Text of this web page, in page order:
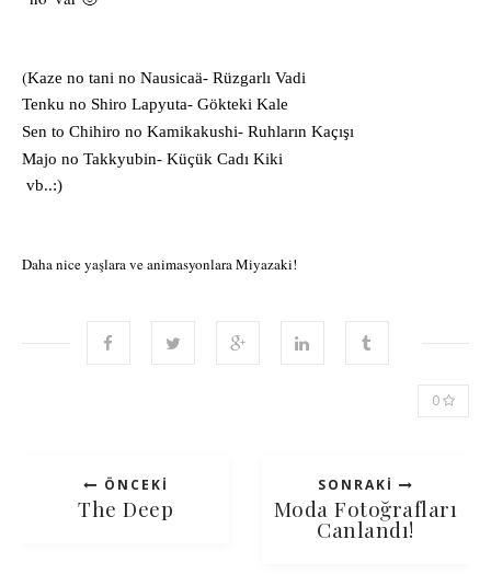
(Kaze no tani no Nausicaä- Rüzgarlı Vadi
Tenku no Shiro Lapyuta- Gökteki Kale
Sen to Chihiro no Kamikakushi- Ruhların Kaçışı
Majo no Takkyubin- Küçük Cadı Kiki
vb..:)
Daha nice yaşlara ve animasyonlara Miyazaki!
0
ÖNCEKI
The Deep
SONRAKI
Moda Fotoğrafları
Canlandı!